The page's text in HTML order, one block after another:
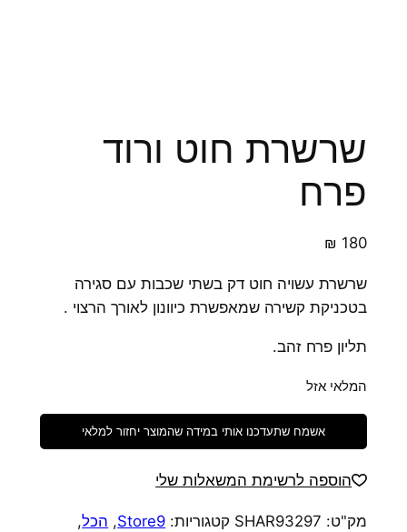
שרשרת חוט ורוד
פרח
₪ 180
שרשרת עשויה חוט דק בשתי שכבות עם סגירה
בטכניקת קשירה שמאפשרת כיוונון לאורך הרצוי .
תליון פרח זהב.
המלאי אזל
אשמח שתעדכנו אותי במידה שהמוצר יחזור למלאי
הוספה לרשימת המשאלות שלי
מק"ט: SHAR93297 קטגוריות: Store9
, הכל,